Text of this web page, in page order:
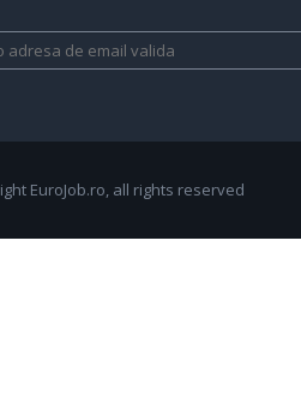
EuroJob.ro, all rights reserved